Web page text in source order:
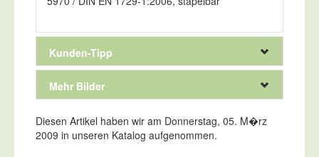
Kunden-Tipp
Kunden, die diesen Artikel
Artikel bestellt:
Mehr Bilder
Diesen Artikel haben wir am Donnerstag, 05. M�rz
2009 in unseren Katalog aufgenommen.